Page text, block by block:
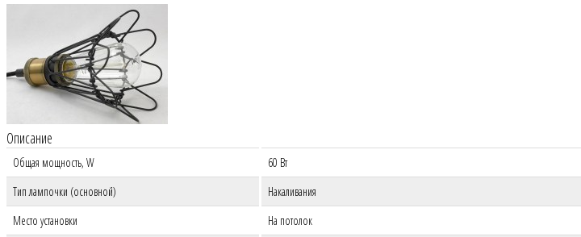
Описание
Общая мощность, W
60 Вт
Тип лампочки (основной)
Накаливания
Место установки
На потолок